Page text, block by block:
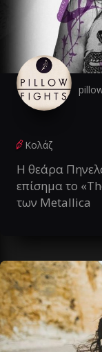
Κολάζ
Η θεάρα
επίσημα το
των Metallica